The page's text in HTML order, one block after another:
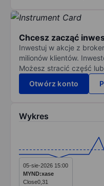
Chcesz zacząć
Inwestuj w akcje z
milionów klientów.
Możesz stracić część
Otwórz konto
Wykres
Line chart with 19
The chart has 1 X
The chart has 1 Y
05-sie-2026 15:00
MYND:xase
Close0,31